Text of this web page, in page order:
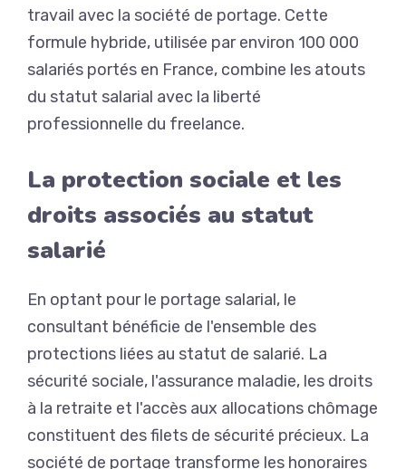
travail avec la société de portage. Cette
formule hybride, utilisée par environ 100 000
salariés portés en France, combine les atouts
du statut salarial avec la liberté
professionnelle du freelance.
La protection sociale et les
droits associés au statut
salarié
En optant pour le portage salarial, le
consultant bénéficie de l'ensemble des
protections liées au statut de salarié. La
sécurité sociale, l'assurance maladie, les droits
à la retraite et l'accès aux allocations chômage
constituent des filets de sécurité précieux. La
société de portage transforme les honoraires